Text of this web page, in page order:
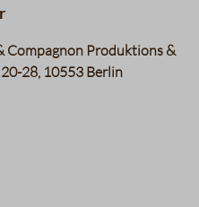
Compagnon Produktions &
28, 10553 Berlin